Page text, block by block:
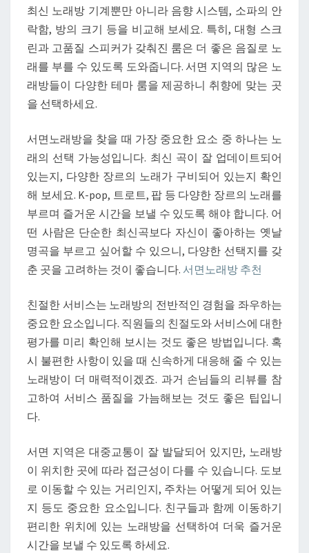
최신 노래방 기계뿐만 아니라 음향 시스템, 소파의 안
락함, 방의 크기 등을 비교해 보세요. 특히, 대형 스크
린과 고품질 스피커가 갖춰진 룸은 더 좋은 음질로 노
래를 부를 수 있도록 도와줍니다. 서면 지역의 많은 노
래방들이 다양한 테마 룸을 제공하니 취향에 맞는 곳
을 선택하세요.
서면노래방을 찾을 때 가장 중요한 요소 중 하나는 노
래의 선택 가능성입니다. 최신 곡이 잘 업데이트되어
있는지, 다양한 장르의 노래가 구비되어 있는지 확인
해 보세요. K-pop, 트로트, 팝 등 다양한 장르의 노래를
부르며 즐거운 시간을 보낼 수 있도록 해야 합니다. 어
떤 사람은 단순한 최신곡보다 자신이 좋아하는 옛날
명곡을 부르고 싶어할 수 있으니, 다양한 선택지를 갖
춘 곳을 고려하는 것이 좋습니다. 서면노래방 추천
친절한 서비스는 노래방의 전반적인 경험을 좌우하는
중요한 요소입니다. 직원들의 친절도와 서비스에 대한
평가를 미리 확인해 보시는 것도 좋은 방법입니다. 혹
시 불편한 사항이 있을 때 신속하게 대응해 줄 수 있는
노래방이 더 매력적이겠죠. 과거 손님들의 리뷰를 참
고하여 서비스 품질을 가늠해보는 것도 좋은 팁입니
다.
서면 지역은 대중교통이 잘 발달되어 있지만, 노래방
이 위치한 곳에 따라 접근성이 다를 수 있습니다. 도보
로 이동할 수 있는 거리인지, 주차는 어떻게 되어 있는
지 등도 중요한 요소입니다. 친구들과 함께 이동하기
편리한 위치에 있는 노래방을 선택하여 더욱 즐거운
시간을 보낼 수 있도록 하세요.